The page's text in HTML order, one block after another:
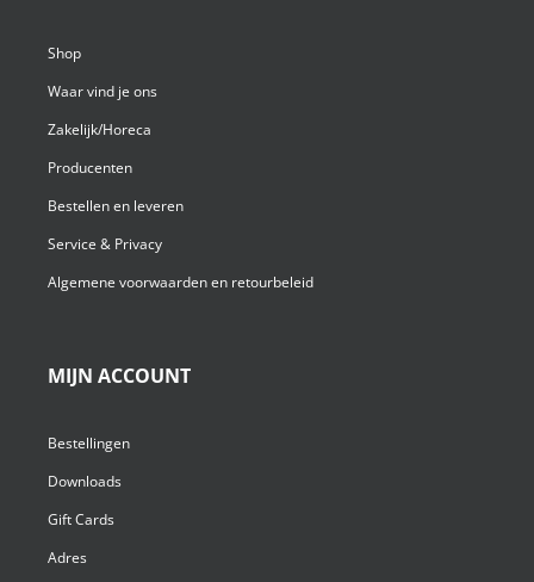
Shop
Waar vind je ons
Zakelijk/Horeca
Producenten
Bestellen en leveren
Service & Privacy
Algemene voorwaarden en retourbeleid
MIJN ACCOUNT
Bestellingen
Downloads
Gift Cards
Adres